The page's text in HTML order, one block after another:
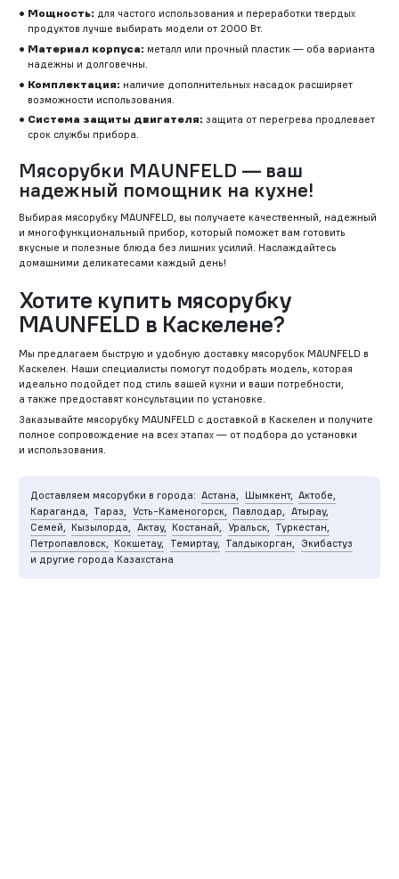
Мощность: для частого использования и переработки твердых
продуктов лучше выбирать модели от 2000 Вт.
Материал корпуса: металл или прочный пластик — оба варианта
надежны и долговечны.
Комплектация: наличие дополнительных насадок расширяет
возможности использования.
Система защиты двигателя: защита от перегрева продлевает
срок службы прибора.
Мясорубки MAUNFELD — ваш
надежный помощник на кухне!
Выбирая мясорубку MAUNFELD, вы получаете качественный, надежный
и многофункциональный прибор, который поможет вам готовить
вкусные и полезные блюда без лишних усилий. Наслаждайтесь
домашними деликатесами каждый день!
Хотите купить мясорубку
MAUNFELD в Каскелене?
Мы предлагаем быструю и удобную доставку мясорубок MAUNFELD в
Каскелен. Наши специалисты помогут подобрать модель, которая
идеально подойдет под стиль вашей кухни и ваши потребности,
а также предоставят консультации по установке.
Заказывайте мясорубку MAUNFELD с доставкой в Каскелен и получите
полное сопровождение на всех этапах — от подбора до установки
и использования.
Доставляем мясорубки в города: Астана, Шымкент, Актобе,
Караганда, Тараз, Усть-Каменогорск, Павлодар, Атырау,
Семей, Кызылорда, Актау, Костанай, Уральск, Туркестан,
Петропавловск, Кокшетау, Темиртау, Талдыкорган,
Экибастуз
и другие города Казахстана